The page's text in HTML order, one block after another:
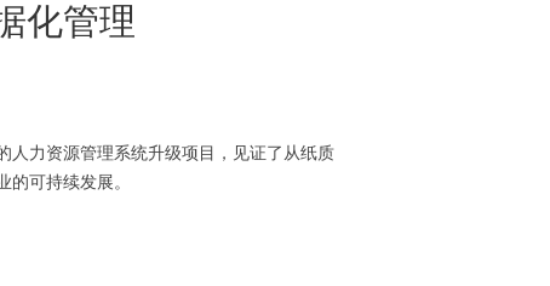
化管理
人力资源管理系统升级项目，见证了从纸质
的可持续发展。